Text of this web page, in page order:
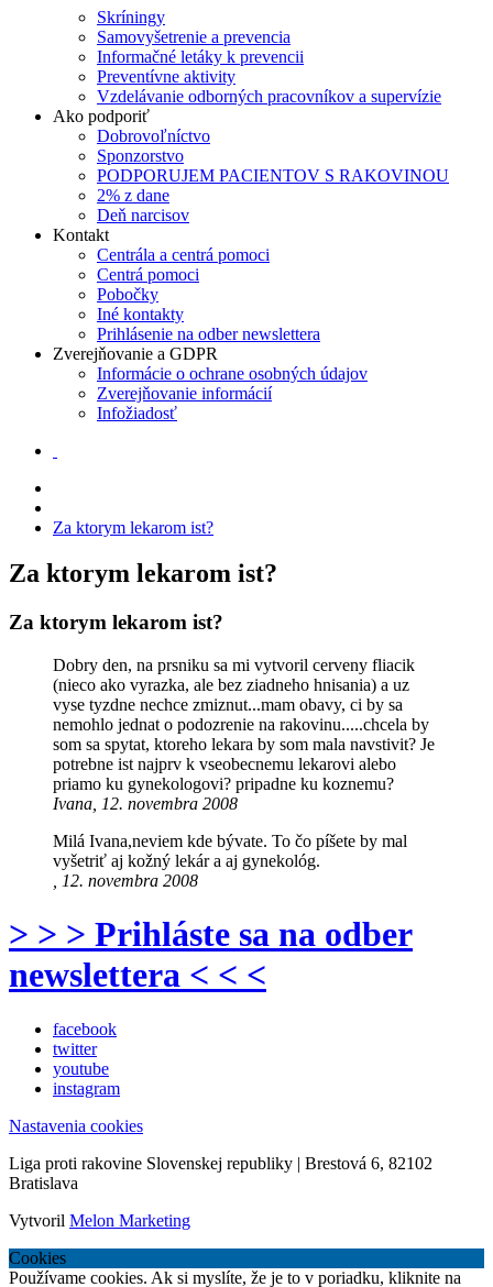
Skríningy
Samovyšetrenie a prevencia
Informačné letáky k prevencii
Preventívne aktivity
Vzdelávanie odborných pracovníkov a supervízie
Ako podporiť
Dobrovoľníctvo
Sponzorstvo
PODPORUJEM PACIENTOV S RAKOVINOU
2% z dane
Deň narcisov
Kontakt
Centrála a centrá pomoci
Centrá pomoci
Pobočky
Iné kontakty
Prihlásenie na odber newslettera
Zverejňovanie a GDPR
Informácie o ochrane osobných údajov
Zverejňovanie informácií
Infožiadosť
Za ktorym lekarom ist?
Za ktorym lekarom ist?
Za ktorym lekarom ist?
Dobry den, na prsniku sa mi vytvoril cerveny fliacik
(nieco ako vyrazka, ale bez ziadneho hnisania) a uz
vyse tyzdne nechce zmiznut...mam obavy, ci by sa
nemohlo jednat o podozrenie na rakovinu.....chcela by
som sa spytat, ktoreho lekara by som mala navstivit? Je
potrebne ist najprv k vseobecnemu lekarovi alebo
priamo ku gynekologovi? pripadne ku koznemu?
Ivana, 12. novembra 2008
Milá Ivana,neviem kde bývate. To čo píšete by mal
vyšetriť aj kožný lekár a aj gynekológ.
, 12. novembra 2008
> > > Prihláste sa na odber
newslettera < < <
facebook
twitter
youtube
instagram
Nastavenia cookies
Liga proti rakovine Slovenskej republiky | Brestová 6, 82102
Bratislava
Vytvoril Melon Marketing
Cookies
Používame cookies. Ak si myslíte, že je to v poriadku, kliknite na